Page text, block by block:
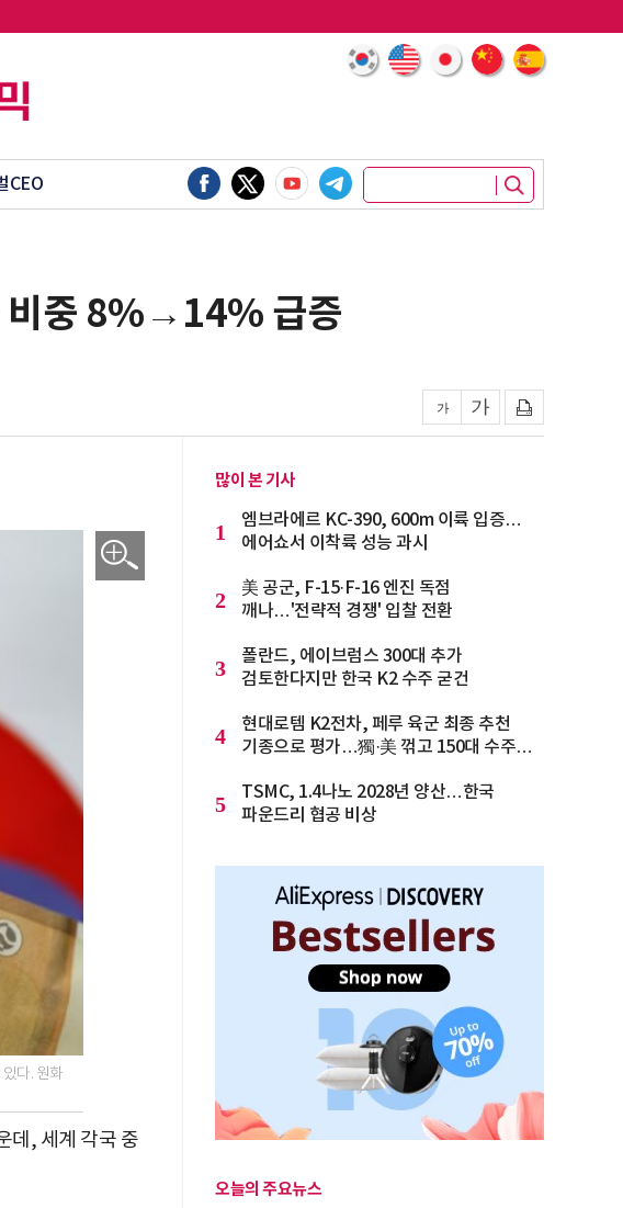
CEO
비중 8%→14% 급증
다. 원화
데, 세계 각국 중
많이 본 기사
1
엠브라에르 KC-390, 600m 이륙 입증…
에어쇼서 이착륙 성능 과시
2
美 공군, F-15·F-16 엔진 독점
깨나…'전략적 경쟁' 입찰 전환
3
폴란드, 에이브럼스 300대 추가
검토한다지만 한국 K2 수주 굳건
4
현대로템 K2전차, 페루 육군 최종 추천
기종으로 평가…獨·美 꺾고 150대 수주
5
TSMC, 1.4나노 2028년 양산…한국
파운드리 협공 비상
오늘의 주요뉴스